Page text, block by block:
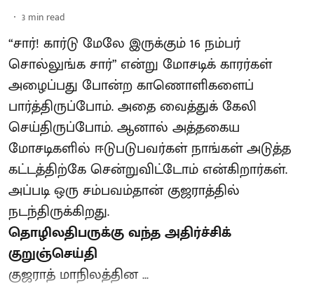
3 min read
“சார்! கார்டு மேலே இருக்கும் 16 நம்பர்
சொல்லுங்க சார்” என்று மோசடிக் காரர்கள்
அழைப்பது போன்ற காணொளிகளைப்
பார்த்திருப்போம். அதை வைத்துக் கேலி
செய்திருப்போம். ஆனால் அத்தகைய
மோசடிகளில் ஈடுபடுபவர்கள் நாங்கள் அடுத்த
கட்டத்திற்கே சென்றுவிட்டோம் என்கிறார்கள்.
அப்படி ஒரு சம்பவம்தான் குஜராத்தில்
நடந்திருக்கிறது.
தொழிலதிபருக்கு வந்த அதிர்ச்சிக்
குறுஞ்செய்தி
குஜராத் மாநிலத்தின ...